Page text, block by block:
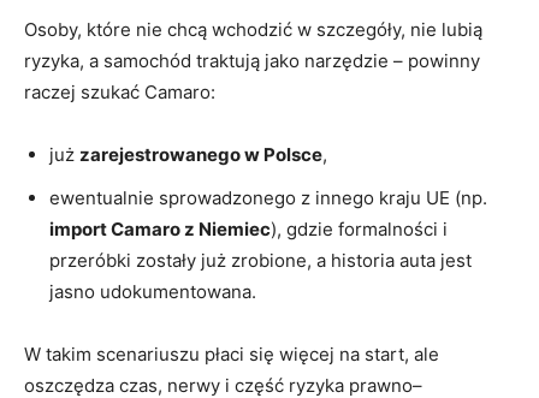
Osoby, które nie chcą wchodzić w szczegóły, nie lubią
ryzyka, a samochód traktują jako narzędzie – powinny
raczej szukać Camaro:
już zarejestrowanego w Polsce,
ewentualnie sprowadzonego z innego kraju UE (np.
import Camaro z Niemiec), gdzie formalności i
przeróbki zostały już zrobione, a historia auta jest
jasno udokumentowana.
W takim scenariuszu płaci się więcej na start, ale
oszczędza czas, nerwy i część ryzyka prawno–